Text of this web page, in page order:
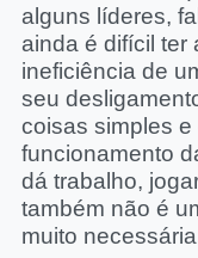
alguns líderes,
ainda é difícil ter
ineficiência de
seu
coisas simples
funcionamento
dá trabalho,
também não é
muito